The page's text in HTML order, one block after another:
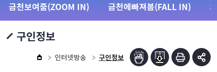
금천보여줌(ZOOM IN) 금천에빠져봄(FALL IN)
구인정보
인터넷방송 구인정보